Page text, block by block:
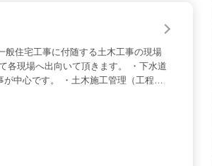
住宅工事に付随する土木工事の現場
各現場へ出向いて頂きます。 ・下水道
中心です。 ・土木施工管理（工程、